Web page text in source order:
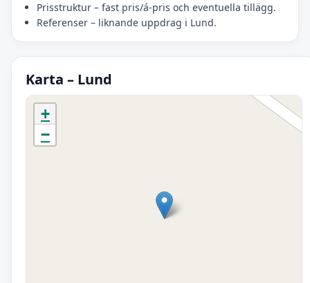
Prisstruktur – fast pris/á-pris och eventuella tillägg.
Referenser – liknande uppdrag i Lund.
Karta – Lund
Initierar karta…
+
−